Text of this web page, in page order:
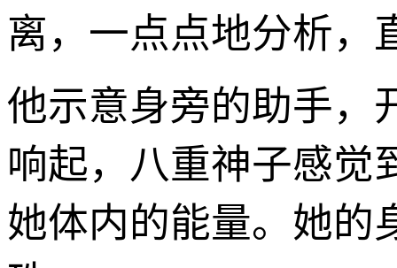
离，一点点地分析，
他示意身旁的助手，
响起，八重神子感觉
她体内的能量。她的